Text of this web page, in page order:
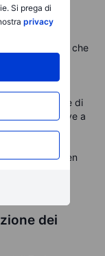
Si prega di
privacy
suggeriscono che
potrebbero
da parte di
normative a
e Volkswagen
tecnologia,
dei